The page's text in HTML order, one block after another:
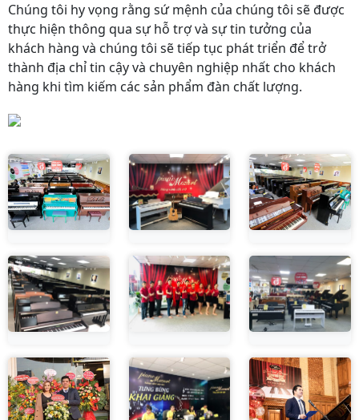
Chúng tôi hy vọng rằng sứ mệnh của chúng tôi sẽ được
thực hiện thông qua sự hỗ trợ và sự tin tưởng của
khách hàng và chúng tôi sẽ tiếp tục phát triển để trở
thành địa chỉ tin cậy và chuyên nghiệp nhất cho khách
hàng khi tìm kiếm các sản phẩm đàn chất lượng.